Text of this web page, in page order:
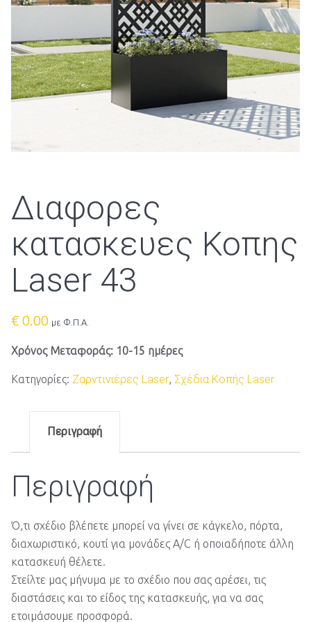
Διαφορες
κατασκευες Κοπης
Laser 43
€ 0.00 με Φ.Π.Α.
Χρόνος Μεταφοράς: 10-15 ημέρες
Κατηγορίες: Ζαρντινιέρες Laser, Σχέδια Κοπής Laser
Περιγραφή
Περιγραφή
Ό,τι σχέδιο βλέπετε μπορεί να γίνει σε κάγκελο, πόρτα,
διαχωριστικό, κουτί για μονάδες A/C ή οποιαδήποτε άλλη
κατασκευή θέλετε.
Στείλτε μας μήνυμα με το σχέδιο που σας αρέσει, τις
διαστάσεις και το είδος της κατασκευής, για να σας
ετοιμάσουμε προσφορά.